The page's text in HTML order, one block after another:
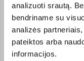
analizuoti srautą.
bendriname su
analizės
pateiktos arba
informacijos.
Diana B.
Patvirtintas
Greitai gauta prekė ir